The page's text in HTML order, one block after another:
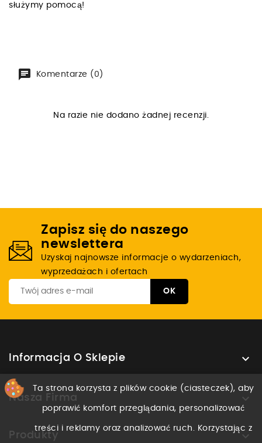
służymy pomocą!
Komentarze (0)
Na razie nie dodano żadnej recenzji.
Zapisz się do naszego
newslettera
Uzyskaj najnowsze informacje o wydarzeniach,
wyprzedażach i ofertach
Informacja O Sklepie 
Nasza Firma 
Produkty 
Ta strona korzysta z plików cookie (ciasteczek), aby
poprawić komfort przeglądania, personalizować
treści i reklamy oraz analizować ruch. Korzystając z